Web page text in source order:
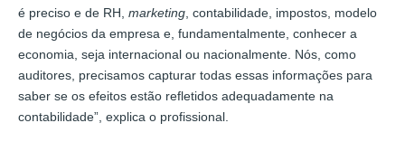
é preciso e de RH, marketing , contabilidade, impostos, modelo
de negócios da empresa e, fundamentalmente, conhecer a
economia, seja internacional ou nacionalmente. Nós, como
auditores, precisamos capturar todas essas informações para
saber se os efeitos estão refletidos adequadamente na
contabilidade”, explica o profissional.